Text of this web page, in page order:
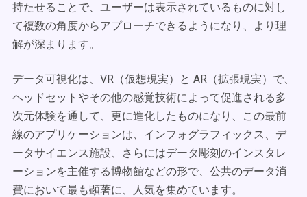
持たせることで、ユーザーは表示されているものに対し
て複数の角度からアプローチできるようになり、より理
解が深まります。
データ可視化は、VR（仮想現実）と AR（拡張現実）で、
ヘッドセットやその他の感覚技術によって促進される多
次元体験を通して、更に進化したものになり、この最前
線のアプリケーションは、インフォグラフィックス、デ
ータサイエンス施設、さらにはデータ彫刻のインスタレ
ーションを主催する博物館などの形で、公共のデータ消
費において最も顕著に、人気を集めています。